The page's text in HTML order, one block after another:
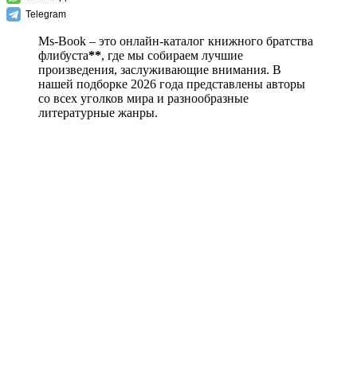
Telegram
Ms-Book – это онлайн-каталог книжного братства
флибуста**, где мы собираем лучшие
произведения, заслуживающие внимания. В
нашей подборке 2026 года представлены авторы
со всех уголков мира и разнообразные
литературные жанры.